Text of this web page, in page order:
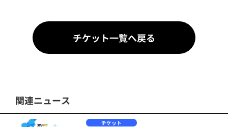
チケット一覧へ戻る
関連ニュース
チケット